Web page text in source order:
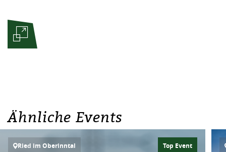
Ähnliche Events
Ried im Oberinntal Top Event